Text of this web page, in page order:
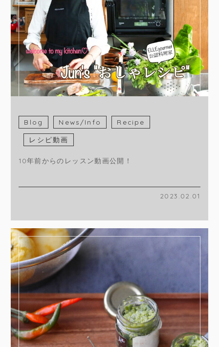
Blog News/Info Recipe
レシピ動画
10年前からのレッスン動画公開！
2023.02.01